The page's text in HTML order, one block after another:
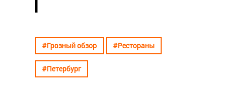
#Грозный обзор #Рестораны
#Петербург